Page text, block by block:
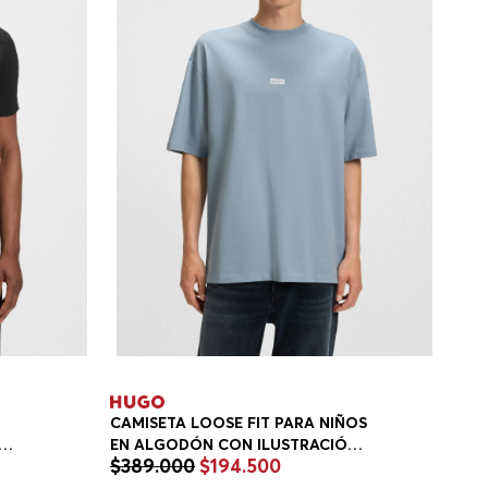
CAMISETA LOOSE FIT PARA NIÑOS
EN ALGODÓN CON ILUSTRACIÓN
DE LOGO EN LA ESPALDA
$389.000 $194.500